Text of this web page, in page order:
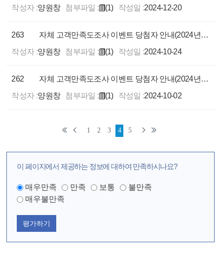
작성자 :양원창 첨부파일 : (1) 작성일 :2024-12-20
263
자체 고객만족도조사 이벤트 당첨자 안내(2024년 9월)
작성자 :양원창 첨부파일 : (1) 작성일 :2024-10-24
262
자체 고객만족도조사 이벤트 당첨자 안내(2024년 8월)
작성자 :양원창 첨부파일 : (1) 작성일 :2024-10-02
1 2 3 4 5
이 페이지에서 제공하는 정보에 대하여 만족하시나요?
매우만족 만족 보통
불만족
매우불만족
평가하기